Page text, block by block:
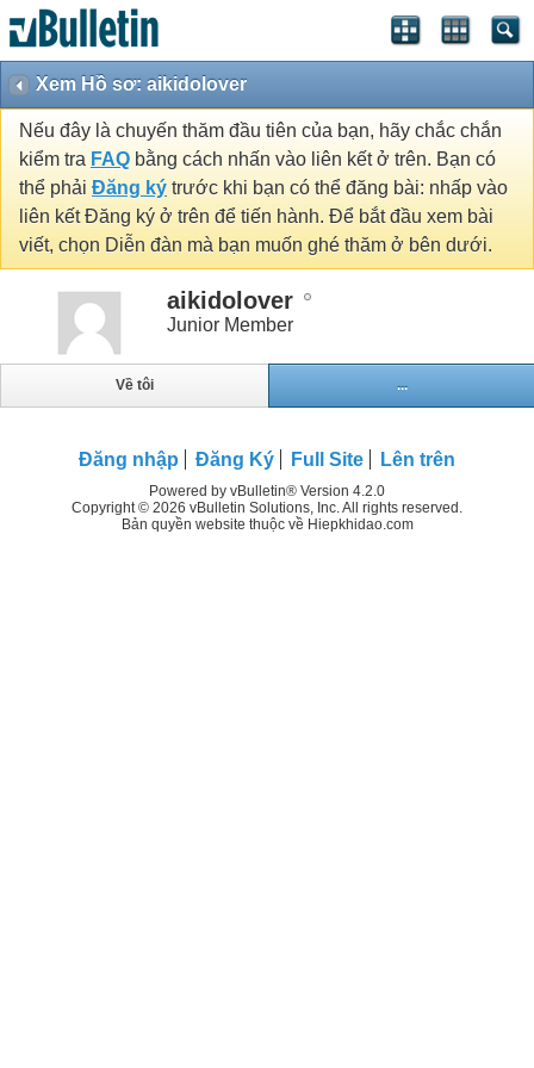
Xem Hồ sơ: aikidolover
Nếu đây là chuyến thăm đầu tiên của bạn, hãy chắc chắn
kiểm tra FAQ bằng cách nhấn vào liên kết ở trên. Bạn có
thể phải Đăng ký trước khi bạn có thể đăng bài: nhấp vào
liên kết Đăng ký ở trên để tiến hành. Để bắt đầu xem bài
viết, chọn Diễn đàn mà bạn muốn ghé thăm ở bên dưới.
aikidolover
Junior Member
Về tôi ...
Đăng nhập Đăng Ký Full Site Lên trên
Powered by vBulletin® Version 4.2.0
Copyright © 2026 vBulletin Solutions, Inc. All rights reserved.
Bản quyền website thuộc về Hiepkhidao.com